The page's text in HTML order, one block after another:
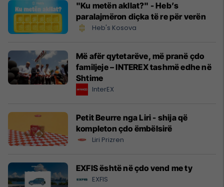
"Ku metën akllat?" - Heb’s
paralajmëron diçka të re për verën
Heb's Kosova
Më afër qytetarëve, më pranë çdo
familjeje – INTEREX tashmë edhe në
Shtime
InterEX
Petit Beurre nga Liri - shija që
kompleton çdo ëmbëlsirë
Liri Prizren
EXFIS është në çdo vend me ty
EXFIS